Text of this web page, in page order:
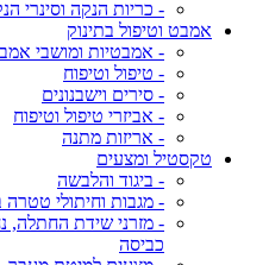
- כריות הנקה וסינרי
אמבט וטיפול בתינוק
- אמבטיות ומושבי
- טיפול וטיפוח
- סירים וישבנונים
- אביזרי טיפול וטיפוח
- אריזות מתנה
טקסטיל ומצעים
- ביגוד והלבשה
- מגבות וחיתולי טטרה
- מזרני שידת החתלה,
כביסה